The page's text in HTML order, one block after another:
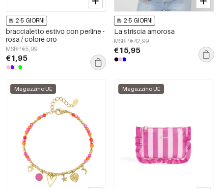
2-5 GIORNI
braccialetto estivo con perline -
rosa / colore oro
MSRP €5,99
€1,95
2-5 GIORNI
La striscia amorosa
MSRP €42,99
€15,95
Magazzino UE Magazzino UE